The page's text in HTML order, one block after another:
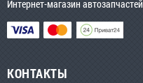
Интернет-магазин автозапчастей
КОНТАКТЫ